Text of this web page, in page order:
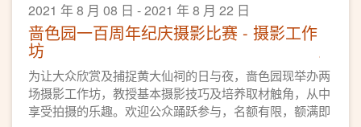
2021 年 8 月 08 日 - 2021 年 8 月 22 日
啬色园一百周年纪庆摄影比赛 - 摄影工作
坊
为让大众欣赏及捕捉黄大仙祠的日与夜，啬色园现举办两
场摄影工作坊，教授基本摄影技巧及培养取材触角，从中
享受拍摄的乐趣。欢迎公众踊跃参与，名额有限，额满即